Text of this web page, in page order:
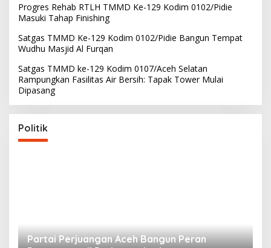
Progres Rehab RTLH TMMD Ke-129 Kodim 0102/Pidie
Masuki Tahap Finishing
Satgas TMMD Ke-129 Kodim 0102/Pidie Bangun Tempat
Wudhu Masjid Al Furqan
Satgas TMMD ke-129 Kodim 0107/Aceh Selatan
Rampungkan Fasilitas Air Bersih: Tapak Tower Mulai
Dipasang
Politik
Partai Perjuangan Aceh Bangun Peran